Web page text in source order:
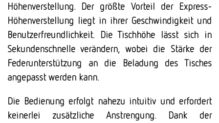
Höhenverstellung. Der größte Vorteil der Express-
Höhenverstellung liegt in ihrer Geschwindigkeit und
Benutzerfreundlichkeit. Die Tischhöhe lässt sich in
Sekundenschnelle verändern, wobei die Stärke der
Federunterstützung an die Beladung des Tisches
angepasst werden kann.
Die Bedienung erfolgt nahezu intuitiv und erfordert
keinerlei zusätzliche Anstrengung. Dank der